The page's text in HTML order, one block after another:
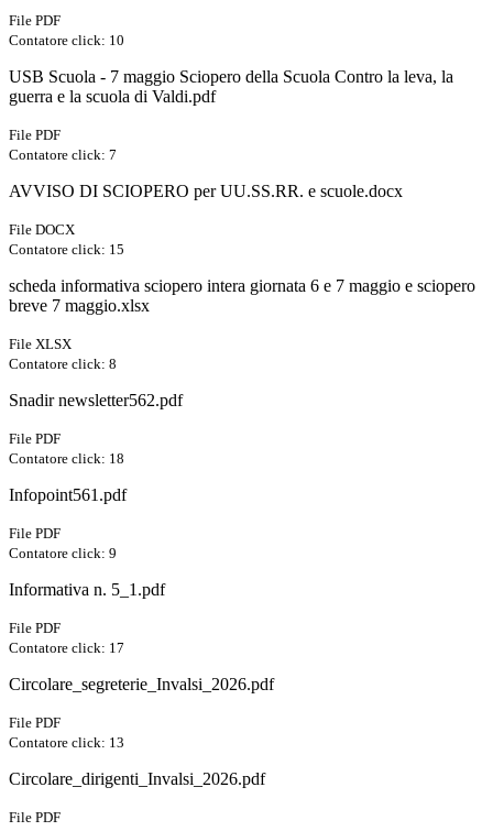
File PDF
Contatore click: 10
USB Scuola - 7 maggio Sciopero della Scuola Contro la leva, la
guerra e la scuola di Valdi.pdf
File PDF
Contatore click: 7
AVVISO DI SCIOPERO per UU.SS.RR. e scuole.docx
File DOCX
Contatore click: 15
scheda informativa sciopero intera giornata 6 e 7 maggio e sciopero
breve 7 maggio.xlsx
File XLSX
Contatore click: 8
Snadir newsletter562.pdf
File PDF
Contatore click: 18
Infopoint561.pdf
File PDF
Contatore click: 9
Informativa n. 5_1.pdf
File PDF
Contatore click: 17
Circolare_segreterie_Invalsi_2026.pdf
File PDF
Contatore click: 13
Circolare_dirigenti_Invalsi_2026.pdf
File PDF